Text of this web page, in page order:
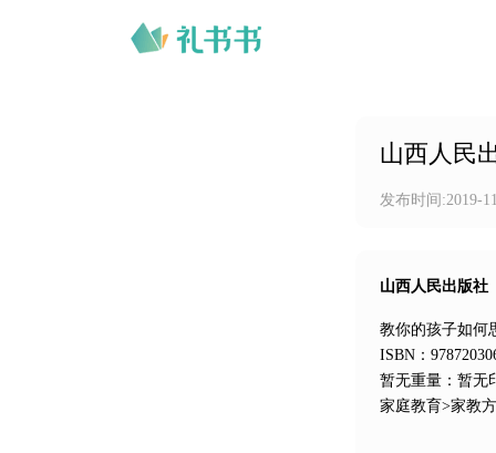
山西人民
发布时间:2019-
山西人民出版社
教你的孩子如何
ISBN：
暂无重量：暂无
家庭教育>家教